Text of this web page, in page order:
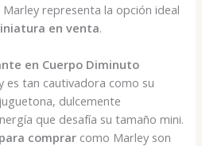
representa la opción ideal
en venta.
en Cuerpo Diminuto
es tan cautivadora como su
dulcemente
que desafía su tamaño mini.
comprar como Marley son